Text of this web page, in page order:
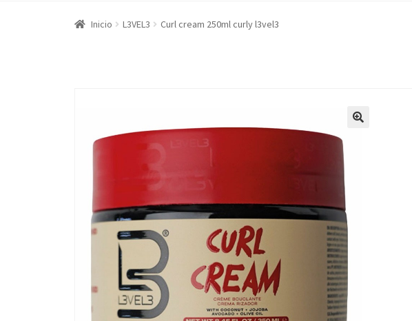
Inicio L3VEL3 Curl cream 250ml curly l3vel3